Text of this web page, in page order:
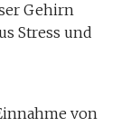
Gehirn
Stress und
von